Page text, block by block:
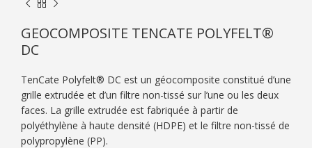
GEOCOMPOSITE TENCATE POLYFELT®
DC
TenCate Polyfelt® DC est un géocomposite constitué d’une
grille extrudée et d’un filtre non-tissé sur l’une ou les deux
faces. La grille extrudée est fabriquée à partir de
polyéthylène à haute densité (HDPE) et le filtre non-tissé de
polypropylène (PP).